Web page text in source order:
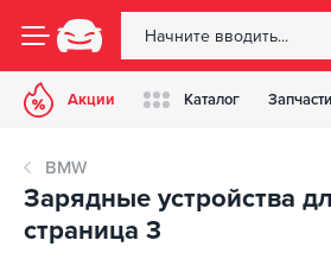
Акции Каталог
BMW
Зарядные устройства
страница 3